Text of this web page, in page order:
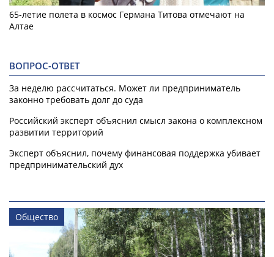
65-летие полета в космос Германа Титова отмечают на
Алтае
ВОПРОС-ОТВЕТ
За неделю рассчитаться. Может ли предприниматель
законно требовать долг до суда
Российский эксперт объяснил смысл закона о комплексном
развитии территорий
Эксперт объяснил, почему финансовая поддержка убивает
предпринимательский дух
Общество